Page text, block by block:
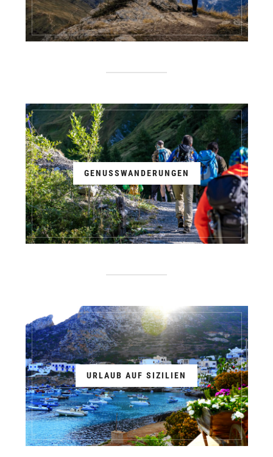
GENUSSWANDERUNGEN
URLAUB AUF SIZILIEN